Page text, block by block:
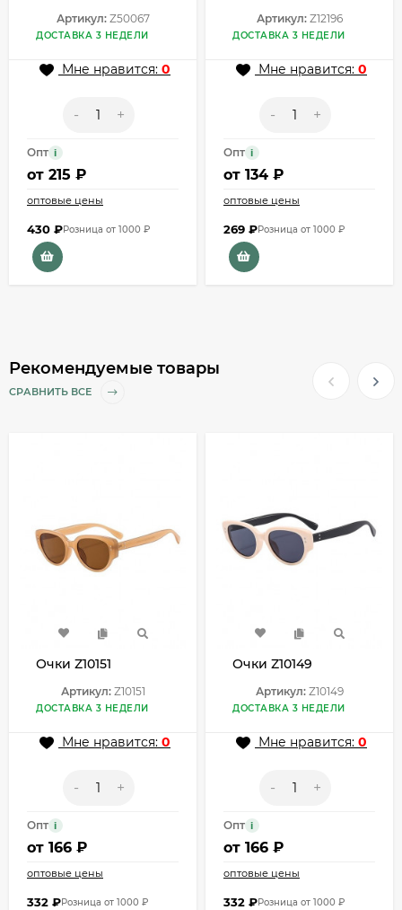
Артикул:Z50067
ДОСТАВКА 3 НЕДЕЛИ
Мне нравится: 0
- +
Опт i
от 215 ₽
оптовые цены
430 ₽Розница от 1000 ₽
Артикул:Z12196
ДОСТАВКА 3 НЕДЕЛИ
Мне нравится: 0
- +
Опт i
от 134 ₽
оптовые цены
269 ₽Розница от 1000 ₽
Рекомендуемые товары
СРАВНИТЬ ВСЕ
Очки Z10151
Артикул:Z10151
ДОСТАВКА 3 НЕДЕЛИ
Мне нравится: 0
- +
Опт i
от 166 ₽
оптовые цены
332 ₽Розница от 1000 ₽
Очки Z10149
Артикул:Z10149
ДОСТАВКА 3 НЕДЕЛИ
Мне нравится: 0
- +
Опт i
от 166 ₽
оптовые цены
332 ₽Розница от 1000 ₽